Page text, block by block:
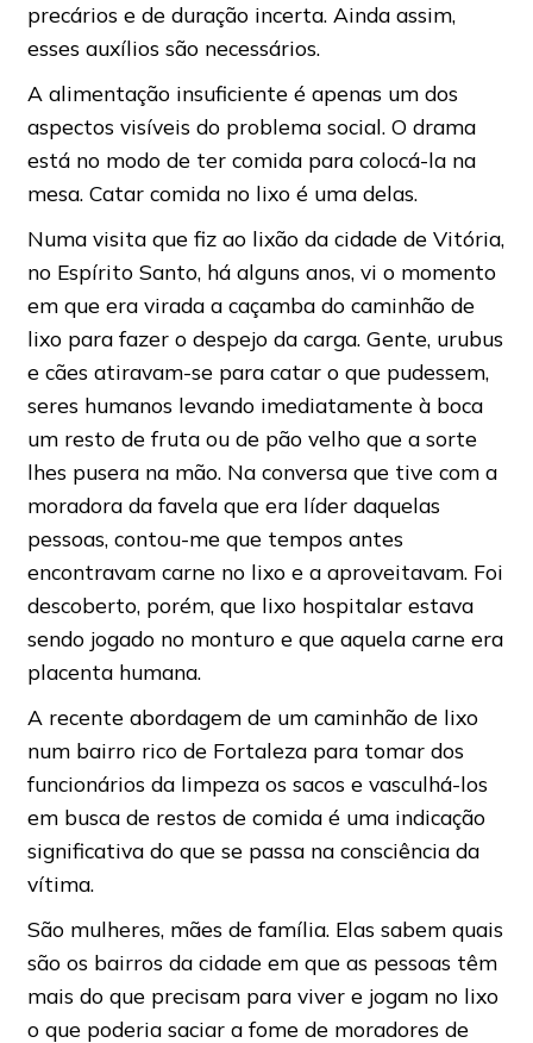
precários e de duração incerta. Ainda assim,
esses auxílios são necessários.
A alimentação insuficiente é apenas um dos
aspectos visíveis do problema social. O drama
está no modo de ter comida para colocá-la na
mesa. Catar comida no lixo é uma delas.
Numa visita que fiz ao lixão da cidade de Vitória,
no Espírito Santo, há alguns anos, vi o momento
em que era virada a caçamba do caminhão de
lixo para fazer o despejo da carga. Gente, urubus
e cães atiravam-se para catar o que pudessem,
seres humanos levando imediatamente à boca
um resto de fruta ou de pão velho que a sorte
lhes pusera na mão. Na conversa que tive com a
moradora da favela que era líder daquelas
pessoas, contou-me que tempos antes
encontravam carne no lixo e a aproveitavam. Foi
descoberto, porém, que lixo hospitalar estava
sendo jogado no monturo e que aquela carne era
placenta humana.
A recente abordagem de um caminhão de lixo
num bairro rico de Fortaleza para tomar dos
funcionários da limpeza os sacos e vasculhá-los
em busca de restos de comida é uma indicação
significativa do que se passa na consciência da
vítima.
São mulheres, mães de família. Elas sabem quais
são os bairros da cidade em que as pessoas têm
mais do que precisam para viver e jogam no lixo
o que poderia saciar a fome de moradores de